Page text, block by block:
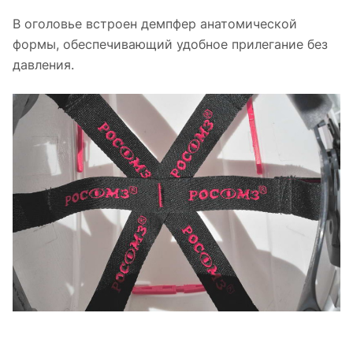
В оголовье встроен демпфер анатомической
формы, обеспечивающий удобное прилегание без
давления.